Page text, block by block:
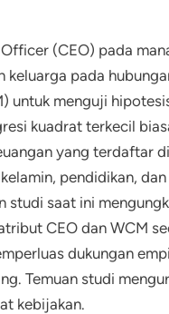
(CEO) pada
pada
untuk menguji
kuadrat terkecil
yang terdaftar
pendidikan,
studi saat ini
CEO dan WCM
dukungan
Temuan studi
kebijakan.